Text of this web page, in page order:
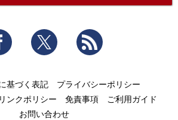
Facebook Twitter
基づく表記
プライバシーポリシー
リンクポリシー 免責事項
ご利用ガイド
お問い合わせ